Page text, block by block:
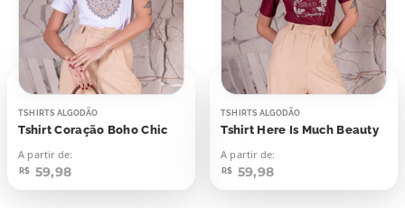
TSHIRTS ALGODÃO
Tshirt Coração Boho Chic
A partir de:
R$ 59,98
TSHIRTS ALGODÃO
Tshirt Here Is Much Beauty
A partir de:
R$ 59,98